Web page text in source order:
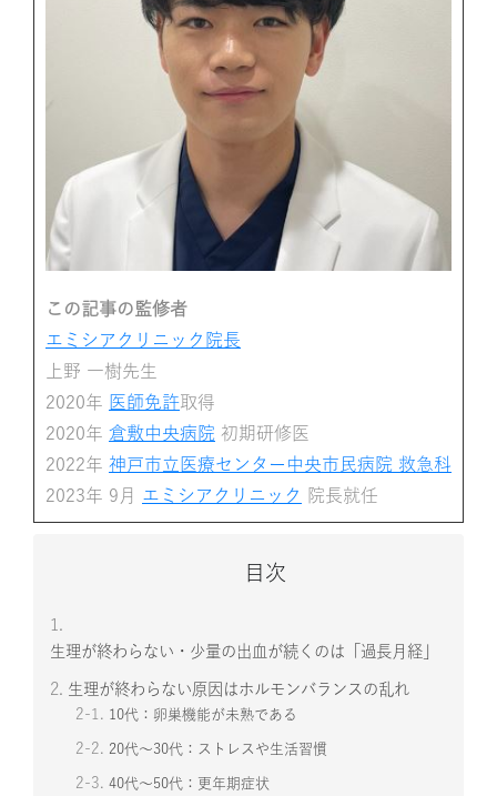
この記事の監修者
エミシアクリニック院長
上野 一樹先生
2020年 医師免許取得
2020年 倉敷中央病院 初期研修医
2022年 神戸市立医療センター中央市民病院 救急科
2023年 9月 エミシアクリニック 院長就任
目次
1.
生理が終わらない・少量の出血が続くのは「過長月経」
2. 生理が終わらない原因はホルモンバランスの乱れ
2-1. 10代：卵巣機能が未熟である
2-2. 20代～30代：ストレスや生活習慣
2-3. 40代～50代：更年期症状